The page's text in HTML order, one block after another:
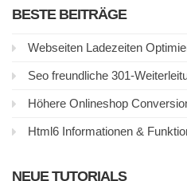
BESTE BEITRÄGE
Webseiten Ladezeiten
Seo freundliche 301-
Höhere Onlineshop
Html6 Informationen &
NEUE TUTORIALS